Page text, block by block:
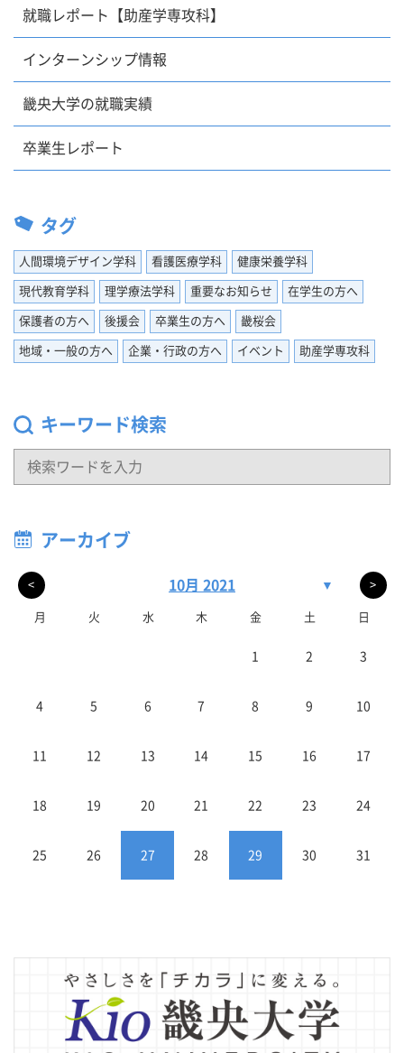
就職レポート【助産学専攻科】
インターンシップ情報
畿央大学の就職実績
卒業生レポート
タグ
人間環境デザイン学科 看護医療学科 健康栄養学科
現代教育学科 理学療法学科 重要なお知らせ 在学生の方へ
保護者の方へ 後援会 卒業生の方へ 畿桜会
地域・一般の方へ 企業・行政の方へ イベント 助産学専攻科
キーワード検索
アーカイブ
< 10月 2021 ▼ >
月 火 水 木 金 土 日
1 2 3
4 5 6 7 8 9 10
11 12 13 14 15 16 17
18 19 20 21 22 23 24
25 26 27 28 29 30 31